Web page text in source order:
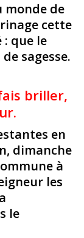
monde de
cette
: que le
sagesse.
briller,
en
dimanche
à
les
le